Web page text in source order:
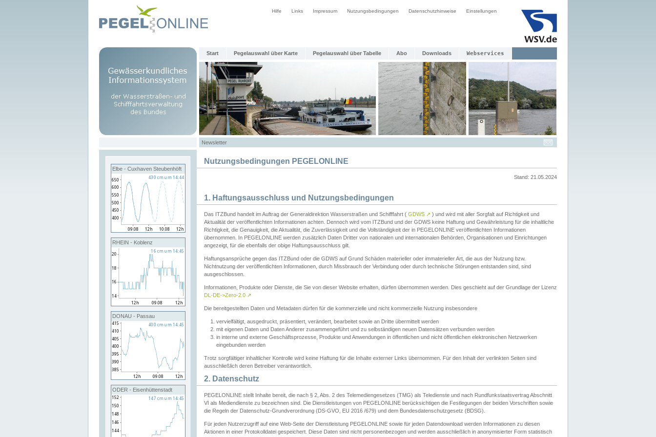
Hilfe Links Impressum Nutzungsbedingungen Datenschutzhinweise Einstellungen
Start Pegelauswahl über Karte Pegelauswahl über Tabelle Abo Downloads Webservices
Newsletter
Elbe - Cuxhaven Steubenhöft
RHEIN - Koblenz
DONAU - Passau
ODER - Eisenhüttenstadt
Nutzungsbedingungen PEGELONLINE
Stand: 21.05.2024
1. Haftungsausschluss und Nutzungsbedingungen
Das ITZBund handelt im Auftrag der Generaldirektion Wasserstraßen und Schifffahrt ( GDWS ↗ ) und wird mit aller Sorgfalt auf Richtigkeit und
Aktualität der veröffentlichten Informationen achten. Dennoch wird vom ITZBund und der GDWS keine Haftung und Gewährleistung für die inhaltliche
Richtigkeit, die Genauigkeit, die Aktualität, die Zuverlässigkeit und die Vollständigkeit der in PEGELONLINE veröffentlichten Informationen
übernommen. In PEGELONLINE werden zusätzlich Daten Dritter von nationalen und internationalen Behörden, Organisationen und Einrichtungen
angezeigt, für die ebenfalls der obige Haftungsausschluss gilt.
Haftungsansprüche gegen das ITZBund oder die GDWS auf Grund Schäden materieller oder immaterieller Art, die aus der Nutzung bzw.
Nichtnutzung der veröffentlichten Informationen, durch Missbrauch der Verbindung oder durch technische Störungen entstanden sind, sind
ausgeschlossen.
Informationen, Produkte oder Dienste, die Sie von dieser Website erhalten, dürfen übernommen werden. Dies geschieht auf der Grundlage der Lizenz
DL-DE->Zero-2.0 ↗
Die bereitgestellten Daten und Metadaten dürfen für die kommerzielle und nicht kommerzielle Nutzung insbesondere
vervielfältigt, ausgedruckt, präsentiert, verändert, bearbeitet sowie an Dritte übermittelt werden
mit eigenen Daten und Daten Anderer zusammengeführt und zu selbständigen neuen Datensätzen verbunden werden
in interne und externe Geschäftsprozesse, Produkte und Anwendungen in öffentlichen und nicht öffentlichen elektronischen Netzwerken
eingebunden werden
Trotz sorgfältiger inhaltlicher Kontrolle wird keine Haftung für die Inhalte externer Links übernommen. Für den Inhalt der verlinkten Seiten sind
ausschließlich deren Betreiber verantwortlich.
2. Datenschutz
PEGELONLINE stellt Inhalte bereit, die nach § 2, Abs. 2 des Telemediengesetzes (TMG) als Teledienste und nach Rundfunkstaatsvertrag Abschnitt
VI als Mediendienste zu bezeichnen sind. Die Dienstleistungen von PEGELONLINE berücksichtigen die Festlegungen der beiden Vorschriften sowie
die Regeln der Datenschutz-Grundverordnung (DS-GVO, EU 2016 /679) und dem Bundesdatenschutzgesetz (BDSG).
Für jeden Nutzerzugriff auf eine Web-Seite der Dienstleistung PEGELONLINE sowie für jeden Datendownload werden Informationen zu diesen
Aktionen in einer Protokolldatei gespeichert. Diese Daten sind nicht personenbezogen und werden ausschließlich in anonymisierter Form statistisch